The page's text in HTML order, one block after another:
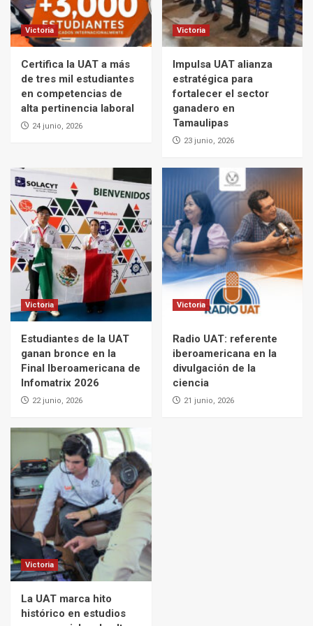
Victoria
Certifica la UAT a más
de tres mil estudiantes
en competencias de
alta pertinencia laboral
24 junio, 2026
Victoria
Impulsa UAT alianza
estratégica para
fortalecer el sector
ganadero en
Tamaulipas
23 junio, 2026
Victoria
Estudiantes de la UAT
ganan bronce en la
Final Iberoamericana de
Infomatrix 2026
22 junio, 2026
Victoria
Radio UAT: referente
iberoamericana en la
divulgación de la
ciencia
21 junio, 2026
Victoria
La UAT marca hito
histórico en estudios